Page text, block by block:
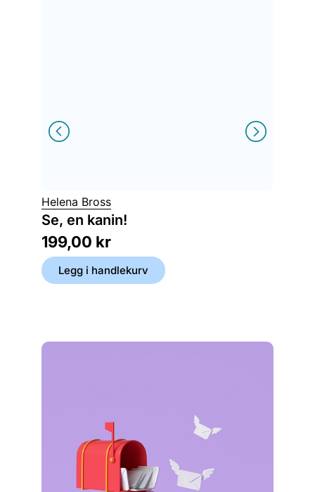
Helena Bross
Se, en kanin!
199,00 kr
Legg i handlekurv